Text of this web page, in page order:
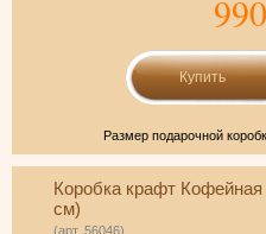
Размер подарочной
Коробка крафт
см)
(арт. 56046)